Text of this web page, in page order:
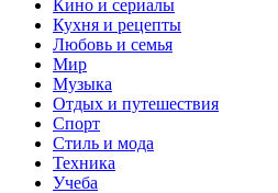
Кино и сериалы
Кухня и рецепты
Любовь и семья
Мир
Музыка
Отдых и путешествия
Спорт
Стиль и мода
Техника
Учеба